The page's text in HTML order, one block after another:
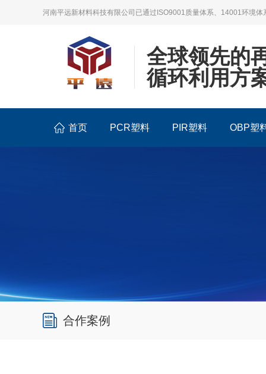
河南平远新材料科技有限公司已通过ISO9001质量体系、14001环境
全球领先的
循环利用方
首页 PCR塑料 PIR塑料 OBP塑
合作案例